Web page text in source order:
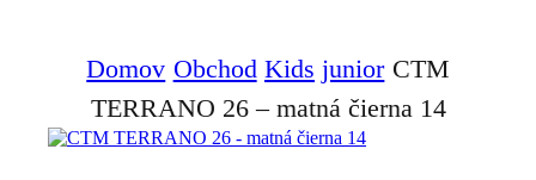
Domov Obchod Kids junior CTM
TERRANO 26 – matná čierna 14